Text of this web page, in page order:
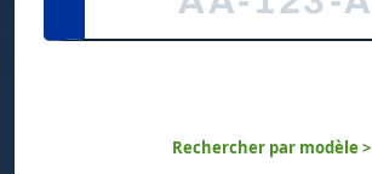
Rechercher par modèle >